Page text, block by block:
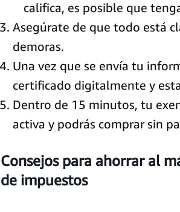
califica, es posible que
Asegúrate de que todo está
demoras.
Una vez que se envía tu
certificado digitalmente y
Dentro de 15 minutos, tu
activa y podrás comprar sin
Consejos para ahorrar al
de impuestos